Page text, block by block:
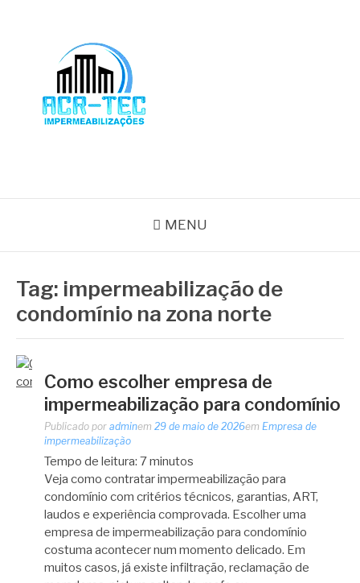
MENU
Tag: impermeabilização de
condomínio na zona norte
Como escolher empresa de
impermeabilização para condomínio
Publicado por adminem 29 de maio de 2026em Empresa de
impermeabilização
Tempo de leitura: 7minutos
Veja como contratar impermeabilização para
condomínio com critérios técnicos, garantias, ART,
laudos e experiência comprovada. Escolher uma
empresa de impermeabilização para condomínio
costuma acontecer num momento delicado. Em
muitos casos, já existe infiltração, reclamação de